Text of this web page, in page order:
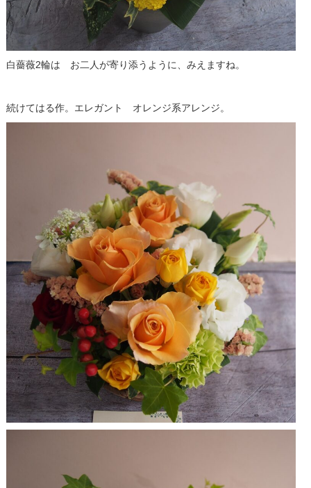
白薔薇2輪は お二人が寄り添うように、みえますね。
続けてはる作。エレガント オレンジ系アレンジ。